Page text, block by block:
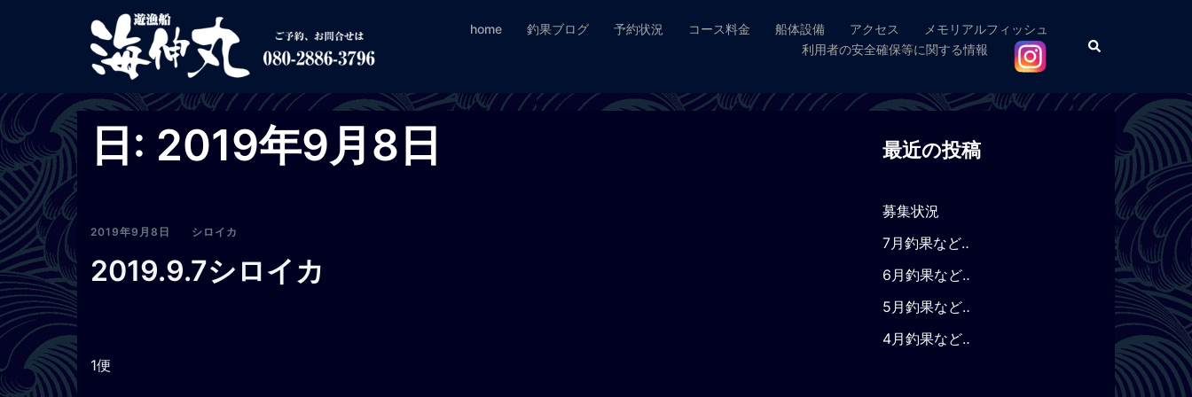
ツ
へ
ス
キ
ッ
プ
home 釣果ブログ 予約状況 コース料金 船体設備 アクセス
メモリアルフィッシュ
利用者の安全確保等に関する情報
検
索
日: 2019年9月8日
2019年9月8日 シロイカ
2019.9.7シロイカ
1便
最近の投稿
募集状況
7月釣果など‥
6月釣果など‥
5月釣果など‥
4月釣果など‥